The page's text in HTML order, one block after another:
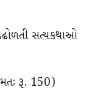
સત્યકથાઓ
રૂ. 150)